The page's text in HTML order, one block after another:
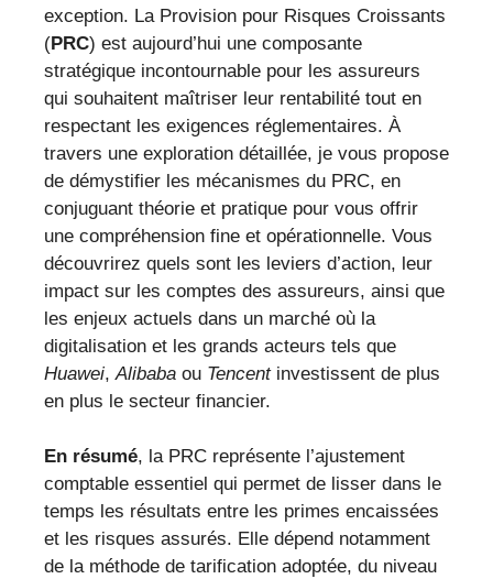
exception. La Provision pour Risques Croissants
(PRC) est aujourd’hui une composante
stratégique incontournable pour les assureurs
qui souhaitent maîtriser leur rentabilité tout en
respectant les exigences réglementaires. À
travers une exploration détaillée, je vous propose
de démystifier les mécanismes du PRC, en
conjuguant théorie et pratique pour vous offrir
une compréhension fine et opérationnelle. Vous
découvrirez quels sont les leviers d’action, leur
impact sur les comptes des assureurs, ainsi que
les enjeux actuels dans un marché où la
digitalisation et les grands acteurs tels que
Huawei,Alibaba ou Tencentinvestissent de plus
en plus le secteur financier.
En résumé, la PRC représente l’ajustement
comptable essentiel qui permet de lisser dans le
temps les résultats entre les primes encaissées
et les risques assurés. Elle dépend notamment
de la méthode de tarification adoptée, du niveau